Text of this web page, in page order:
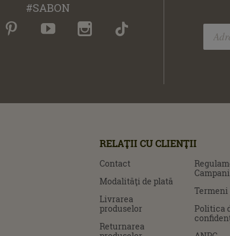
#SABON
RELAŢII CU CLIENŢII
Contact
Modalităţi de plată
Livrarea
produselor
Returnarea
Politica